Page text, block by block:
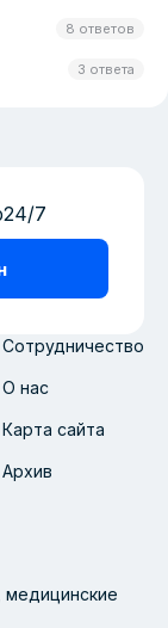
8 ответов
3 ответа
Сотрудничество
О нас
Карта сайта
Архив
7